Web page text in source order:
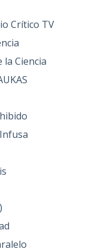
Crítico TV
Ciencia